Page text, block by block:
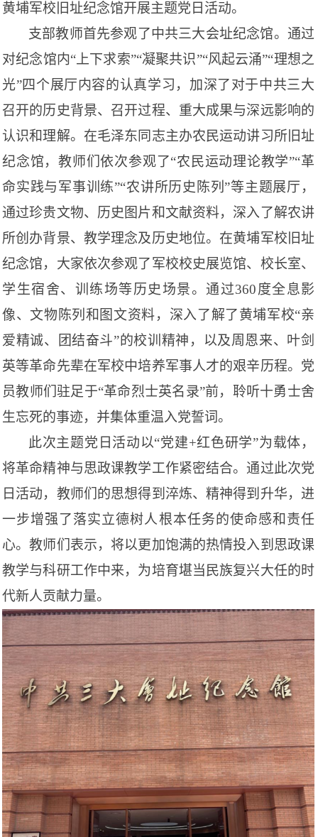
黄埔军校旧址纪念馆开展主题党日活动。
支部教师首先参观了中共三大会址纪念馆。通过
对纪念馆内“上下求索”“凝聚共识”“风起云涌”“理想之
光”四个展厅内容的认真学习，加深了对于中共三大
召开的历史背景、召开过程、重大成果与深远影响的
认识和理解。在毛泽东同志主办农民运动讲习所旧址
纪念馆，教师们依次参观了“农民运动理论教学”“革
命实践与军事训练”“农讲所历史陈列”等主题展厅，
通过珍贵文物、历史图片和文献资料，深入了解农讲
所创办背景、教学理念及历史地位。在黄埔军校旧址
纪念馆，大家依次参观了军校校史展览馆、校长室、
学生宿舍、训练场等历史场景。通过360度全息影
像、文物陈列和图文资料，深入了解了黄埔军校“亲
爱精诚、团结奋斗”的校训精神，以及周恩来、叶剑
英等革命先辈在军校中培养军事人才的艰辛历程。党
员教师们驻足于“革命烈士英名录”前，聆听十勇士舍
生忘死的事迹，并集体重温入党誓词。
此次主题党日活动以“党建+红色研学”为载体，
将革命精神与思政课教学工作紧密结合。通过此次党
日活动，教师们的思想得到淬炼、精神得到升华，进
一步增强了落实立德树人根本任务的使命感和责任
心。教师们表示，将以更加饱满的热情投入到思政课
教学与科研工作中来，为培育堪当民族复兴大任的时
代新人贡献力量。